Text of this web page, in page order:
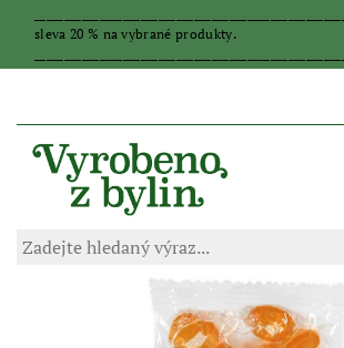
sleva 20 % na vybrané produkty.